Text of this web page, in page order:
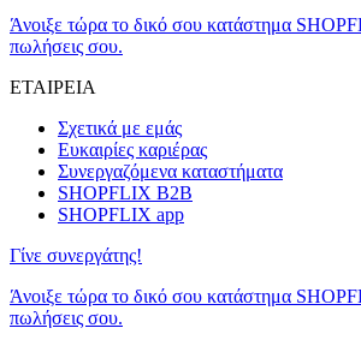
Άνοιξε τώρα το δικό σου κατάστημα
πωλήσεις σου.
ΕΤΑΙΡΕΙΑ
Σχετικά με εμάς
Ευκαιρίες καριέρας
Συνεργαζόμενα καταστήματα
SHOPFLIX B2B
SHOPFLIX app
Γίνε συνεργάτης!
Άνοιξε τώρα το δικό σου κατάστημα
πωλήσεις σου.